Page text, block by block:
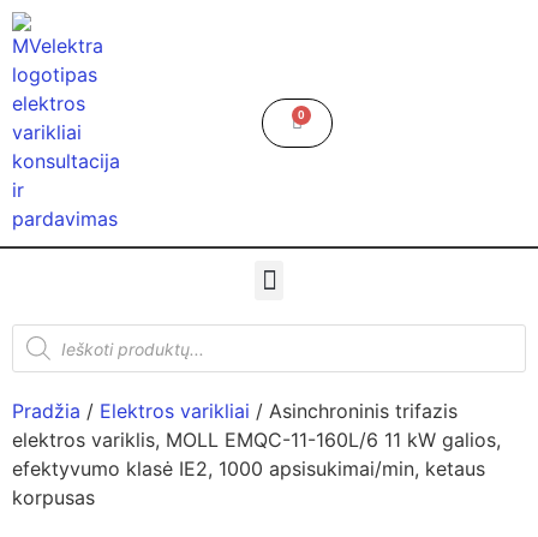
0
Pradžia / Elektros varikliai / Asinchroninis trifazis
elektros variklis, MOLL EMQC-11-160L/6 11 kW galios,
efektyvumo klasė IE2, 1000 apsisukimai/min, ketaus
korpusas